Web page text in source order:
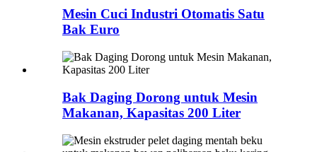
Mesin Cuci Industri Otomatis Satu
Bak Euro
Bak Daging Dorong untuk Mesin
Makanan, Kapasitas 200 Liter